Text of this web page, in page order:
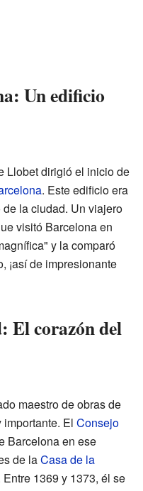
Un edificio
Llobet dirigió el inicio de
. Este edificio era
la ciudad. Un viajero
visitó Barcelona en
y la comparó
¡así de impresionante
El corazón del
maestro de obras de
El Consejo
Barcelona en ese
de laCasa de la
1369 y 1373, él se